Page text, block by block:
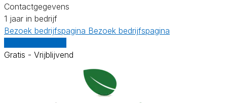
Contactgegevens
1 jaar in bedrijf
Bezoek bedrijfspagina Bezoek bedrijfspagina
Gratis - Vrijblijvend